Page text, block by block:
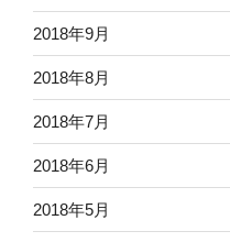
2018年9月
2018年8月
2018年7月
2018年6月
2018年5月